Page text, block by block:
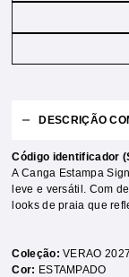
DESCRIÇÃO
Código identificador
A Canga Estampa
leve e versátil. Com
looks de praia que
Coleção:VERAO 2027
Cor: ESTAMPADO